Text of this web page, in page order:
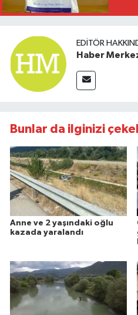
EDITÖR
Haber
Bunlar da ilginizi
Anne ve 2 yaşındaki oğlu
kazada yaralandı